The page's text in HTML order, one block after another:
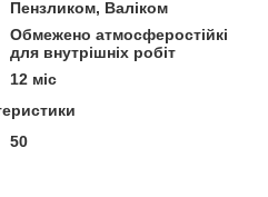
Пензликом, Валіком
Обмежено атмосферостійкі
для внутрішніх робіт
12 міс
50